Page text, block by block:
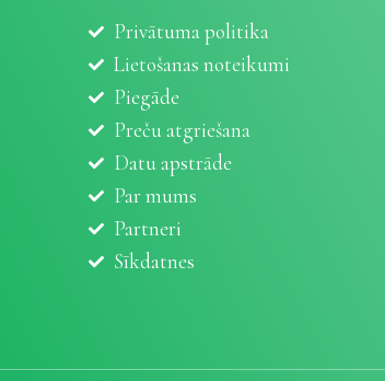
Privātuma politika
Lietošanas noteikumi
Piegāde
Preču atgriešana
Datu apstrāde
Par mums
Partneri
Sīkdatnes